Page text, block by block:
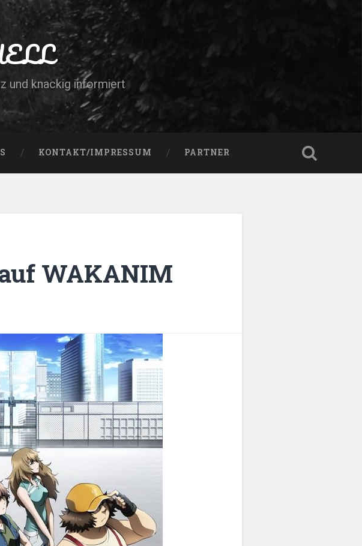
und knackig informiert
KONTAKT/IMPRESSUM PARTNER
WAKANIM